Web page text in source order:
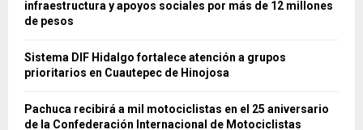
infraestructura y apoyos sociales por más de 12 millones
de pesos
Sistema DIF Hidalgo fortalece atención a grupos
prioritarios en Cuautepec de Hinojosa
Pachuca recibirá a mil motociclistas en el 25 aniversario
de la Confederación Internacional de Motociclistas